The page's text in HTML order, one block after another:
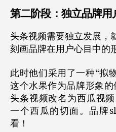
第二阶段：独立品牌用
头条视频需要独立发展，
刻画品牌在用户心目中的
此时他们采用了一种“拟
这个水果作为品牌形象
头条视频改名为西瓜视
一个西瓜的切面。品牌
看！